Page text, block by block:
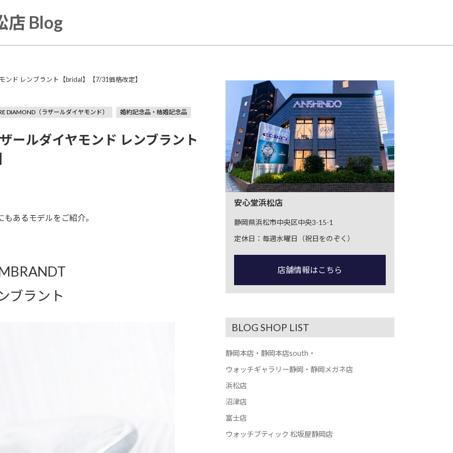
店 Blog
ンド レンブラント【bridal】【7/31価格改定】
DIAMOND（ラザールダイヤモンド） 婚約記念品・結婚記念品
ールダイヤモンド レンブラント
あるモデルをご紹介。
ブラント
安心堂浜松店
静岡県浜松市中央区中央3-15-1
定休日：毎週水曜日（祝日をのぞく）
店舗情報はこちら
BLOG SHOP LIST
静岡本店・静岡本店south・
ウォッチギャラリー静岡・静岡メガネ店
浜松店
沼津店
富士店
ウォッチブティック 松坂屋静岡店